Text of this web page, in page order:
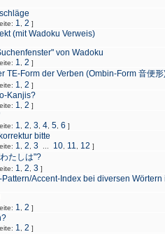
1 2 ]
(mit Wadoku Verweis)
von Wadoku
1 2 ]
TE-Form der Verben (Ombin-Form 音便形
1 2 ]
Kanjis?
1 2 ]
1 2 3 4 5 6 ]
bitte
1 2 3 10 11 12 ]
たしは"?
1 2 3 ]
Pattern/Accent-Index bei diversen
1 2 ]
1 2 ]